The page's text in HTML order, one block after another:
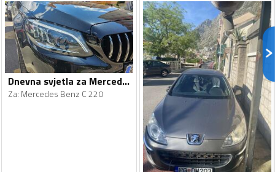
Dnevna svjetla za Mercedes Benz - C 220 - 2019
Za: Mercedes Benz C 220